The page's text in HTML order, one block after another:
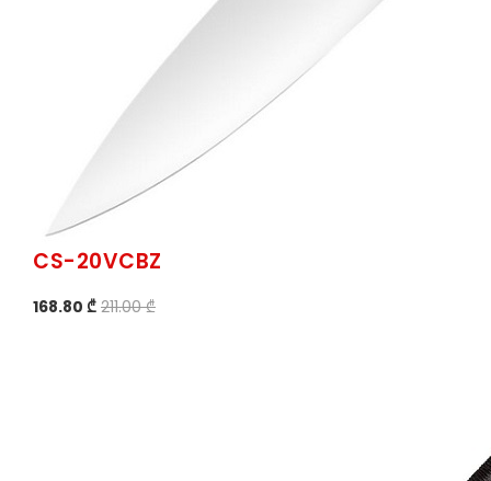
CS-20VCBZ
168.80 ₾ 211.00 ₾